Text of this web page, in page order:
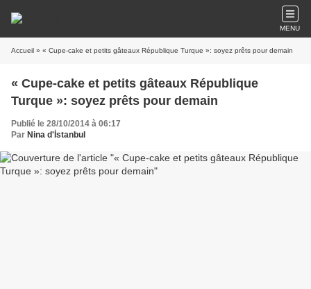
MENU
Accueil » « Cupe-cake et petits gâteaux République Turque »: soyez prêts pour demain
« Cupe-cake et petits gâteaux République
Turque »: soyez prêts pour demain
Publié le 28/10/2014 à 06:17
Par Nina d'İstanbul